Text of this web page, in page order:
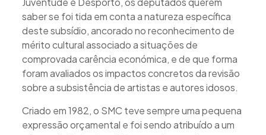
saber se foi tida em conta a natureza específica
deste subsídio, ancorado no reconhecimento de
mérito cultural associado a situações de
comprovada carência económica, e de que forma
foram avaliados os impactos concretos da revisão
sobre a subsistência de artistas e autores idosos.
Criado em 1982, o SMC teve sempre uma pequena
expressão orçamental e foi sendo atribuído a um